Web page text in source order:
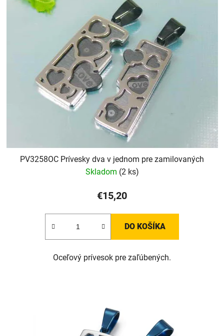
PV3258OC Prívesky dva v jednom pre zamilovaných
Skladom (2 ks)
€15,20
DO KOŠÍKA
Oceľový prívesok pre zaľúbených.